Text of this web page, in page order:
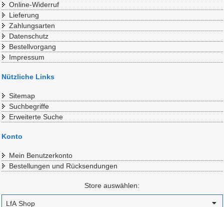
Online-Widerruf
Lieferung
Zahlungsarten
Datenschutz
Bestellvorgang
Impressum
Nützliche Links
Sitemap
Suchbegriffe
Erweiterte Suche
Konto
Mein Benutzerkonto
Bestellungen und Rücksendungen
Store auswählen: